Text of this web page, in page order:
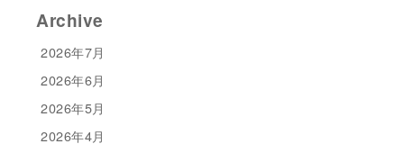
Archive
2026年7月
2026年6月
2026年5月
2026年4月